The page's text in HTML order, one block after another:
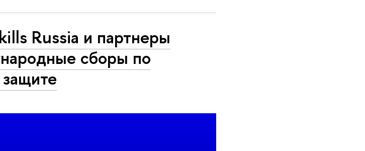
Russia и партнеры
сборы по